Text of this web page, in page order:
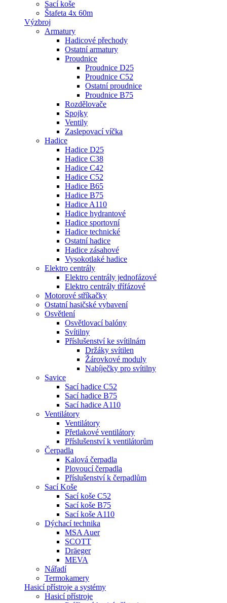
Sací koše
Štafeta 4x 60m
Výzbroj
Armatury
Hadicové přechody
Ostatní armatury
Proudnice
Proudnice D25
Proudnice C52
Ostatní proudnice
Proudnice B75
Rozdělovače
Spojky
Ventily
Zaslepovací víčka
Hadice
Hadice D25
Hadice C38
Hadice C42
Hadice C52
Hadice B65
Hadice B75
Hadice A110
Hadice hydrantové
Hadice sportovní
Hadice technické
Ostatní hadice
Hadice zásahové
Vysokotlaké hadice
Elektro centrály
Elektro centrály jednofázové
Elektro centrály třífázové
Motorové stříkačky
Ostatní hasičské vybavení
Osvětlení
Osvětlovací balóny
Svítilny
Příslušenství ke svítilnám
Držáky svítilen
Žárovkové moduly
Nabíječky pro svítilny
Savice
Sací hadice C52
Sací hadice B75
Sací hadice A110
Ventilátory
Ventilátory
Přetlakové ventilátory
Příslušenství k ventilátorům
Čerpadla
Kalová čerpadla
Plovoucí čerpadla
Příslušenství k čerpadlům
Sací Koše
Sací koše C52
Sací koše B75
Sací koše A110
Dýchací technika
MSA Auer
SCOTT
Dräeger
MEVA
Nářadí
Termokamery
Hasicí přístroje a systémy
Hasicí přístroje